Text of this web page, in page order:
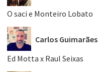
O saci e Monteiro Lobato
Carlos Guimarães
Ed Motta x Raul Seixas